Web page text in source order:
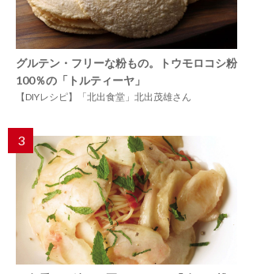
グルテン・フリーな粉もの。トウモロコシ粉
100％の「トルティーヤ」
【DIYレシピ】「北出食堂」北出茂雄さん
3